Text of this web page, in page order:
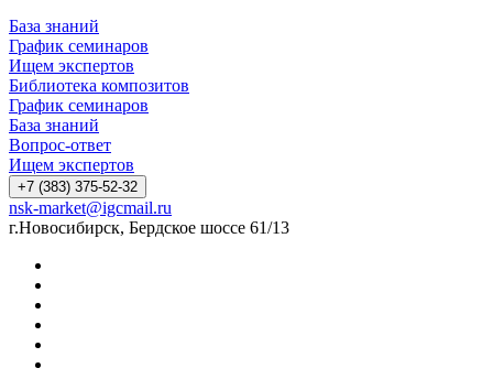
База знаний
График семинаров
Ищем экспертов
Библиотека композитов
График семинаров
База знаний
Вопрос-ответ
Ищем экспертов
+7 (383) 375-52-32
nsk-market@igcmail.ru
г.Новосибирск, Бердское шоссе 61/13